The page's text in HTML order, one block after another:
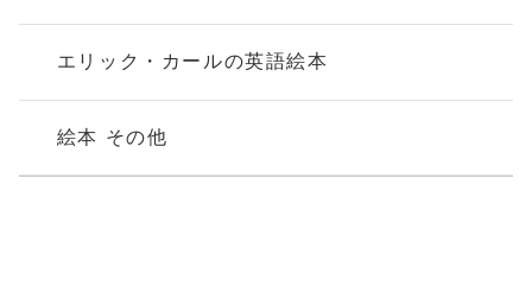
エリック・カールの英語絵本
絵本 その他